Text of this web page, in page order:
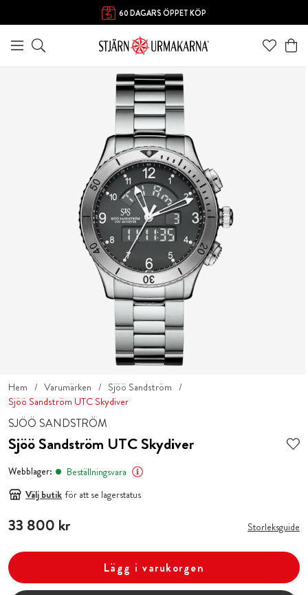
60 DAGARS ÖPPET KÖP
Hem Varumärken
Sjöö Sandström
Sjöö Sandström UTC Skydiver
SJÖÖ SANDSTRÖM
Sjöö Sandström UTC Skydiver
Webblager:
Beställningsvara
Välj butik för att se lagerstatus
Pris :33 800 kr
33 800 kr Storleksguide
Lägg i varukorgen